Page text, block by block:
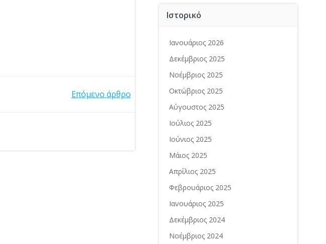
Επόμενο άρθρο
Ιστορικό
Ιανουάριος 2026
Δεκέμβριος 2025
Νοέμβριος 2025
Οκτώβριος 2025
Αύγουστος 2025
Ιούλιος 2025
Ιούνιος 2025
Μάιος 2025
Απρίλιος 2025
Φεβρουάριος 2025
Ιανουάριος 2025
Δεκέμβριος 2024
Νοέμβριος 2024